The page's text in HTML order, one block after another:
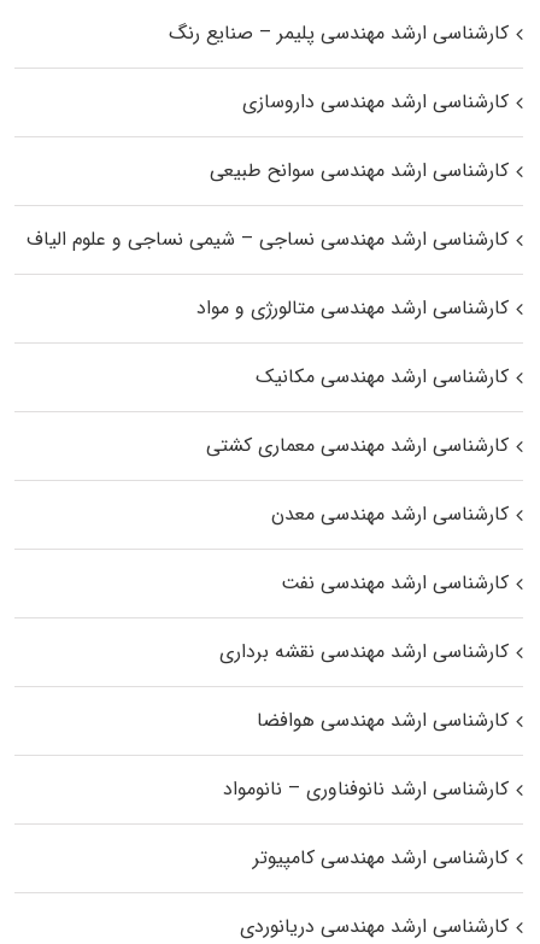
کارشناسی ارشد مهندسی پلیمر – صنایع رنگ
کارشناسی ارشد مهندسی داروسازی
کارشناسی ارشد مهندسی سوانح طبیعی
کارشناسی ارشد مهندسی نساجی – شیمی نساجی و علوم الیاف
کارشناسی ارشد مهندسی متالورژی و مواد
کارشناسی ارشد مهندسی مکانیک
کارشناسی ارشد مهندسی معماری کشتی
کارشناسی ارشد مهندسی معدن
کارشناسی ارشد مهندسی نفت
کارشناسی ارشد مهندسی نقشه برداری
کارشناسی ارشد مهندسی هوافضا
کارشناسی ارشد نانوفناوری – نانومواد
کارشناسی ارشد مهندسی کامپیوتر
کارشناسی ارشد مهندسی دریانوردی